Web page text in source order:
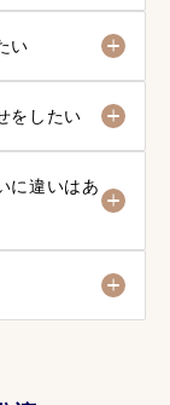
い
をしたい
に違いはあ